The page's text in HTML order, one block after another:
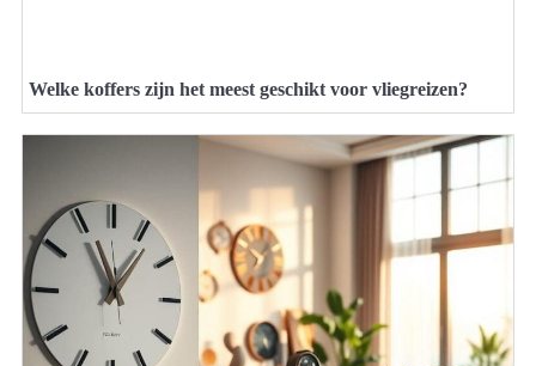
Welke koffers zijn het meest geschikt voor vliegreizen?